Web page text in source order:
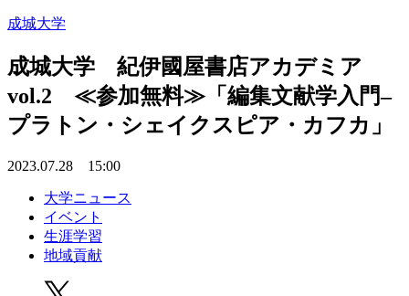
成城大学
成城大学 紀伊國屋書店アカデミア
vol.2 ≪参加無料≫「編集文献学入門–
プラトン・シェイクスピア・カフカ」
2023.07.28 15:00
大学ニュース
イベント
生涯学習
地域貢献